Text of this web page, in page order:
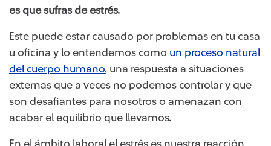
es que sufras de estrés.
Este puede estar causado por problemas en tu casa
u oficina y lo entendemos como un proceso natural
del cuerpo humano​​, una respuesta a situaciones
externas que a veces no podemos controlar y que
son desafiantes para nosotros o amenazan con
acabar el equilibrio que llevamos.
En el ámbito laboral el estrés es nuestra reacción